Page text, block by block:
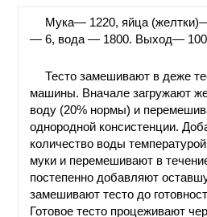
ВРЕДНЫЕ
МЕТОДЫ
ПРАКТИЧЕСКОЙ
ХИМИИ
ХИМИЯ НА
ПРОИЗВОДСТВЕ
И ХИМИЧЕСКАЯ
Мука— 1220, яйца
— 6, вода — 1800. Выход—
Тесто замешивают в деже
машины. Вначале загружают
воду (20% нормы) и
однородной консистенции.
количество воды
муки и перемешивают в
постепенно добавляют
замешивают тесто до
Готовое тесто процеживают